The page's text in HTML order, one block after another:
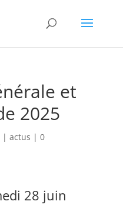
et
2025
| actus | 0
28 juin